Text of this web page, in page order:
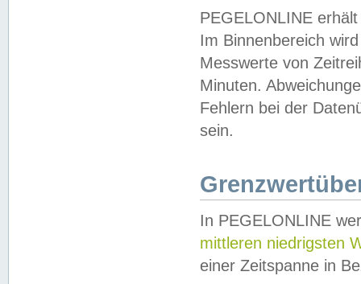
PEGELONLINE
Im Binnenbereich
Messwerte von
Minuten.
Fehlern bei der
sein.
In PEGELONLINE
mittleren niedrigsten
einer Zeitspanne in